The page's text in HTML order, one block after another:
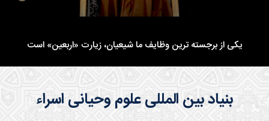
یکی از برجسته ترین وظایف ما شیعیان، زیارت «اربعین» است
بنیاد بین المللی علوم وحیانی اسراء